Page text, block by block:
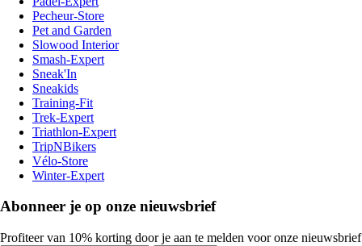
Pecheur-Store
Pet and Garden
Slowood Interior
Smash-Expert
Sneak'In
Sneakids
Training-Fit
Trek-Expert
Triathlon-Expert
TripNBikers
Vélo-Store
Winter-Expert
Abonneer je op onze nieuwsbrief
Profiteer van 10% korting door je aan te melden voor onze nieuwsbrief